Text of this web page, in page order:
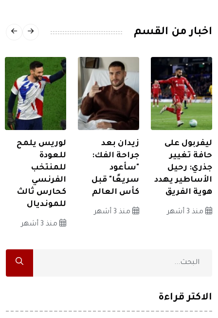
اخبار من القسم
ليفربول على
حافة تغيير
جذري: رحيل
الأساطير يهدد
هوية الفريق
منذ 3 أشهر
زيدان بعد
جراحة الفك:
"سأعود
سريعًا" قبل
كأس العالم
منذ 3 أشهر
لوريس يلمح
للعودة
للمنتخب
الفرنسي
كحارس ثالث
للمونديال
منذ 3 أشهر
الاكثر قراءة